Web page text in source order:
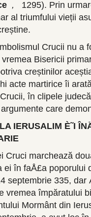
,
1295). Prin
al triumfului vieții
Crucii nu a
Bisericii
creștinilor
acte martirice îi
în clipele
care
IERUSALIM È˜I
Cruci marchează
ei în faÅ£a poporului
septembrie 335, dar
vremea împăratului
Mormânt din